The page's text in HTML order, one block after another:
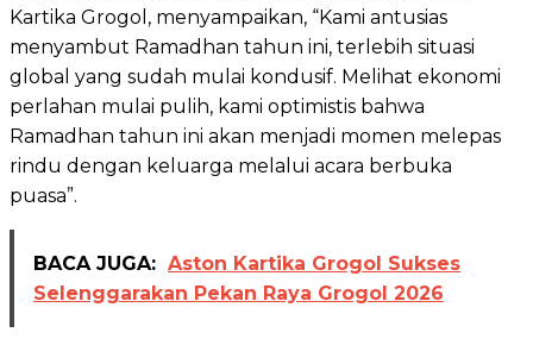
Kartika Grogol, menyampaikan, “Kami antusias
menyambut Ramadhan tahun ini, terlebih situasi
global yang sudah mulai kondusif. Melihat ekonomi
perlahan mulai pulih, kami optimistis bahwa
Ramadhan tahun ini akan menjadi momen melepas
rindu dengan keluarga melalui acara berbuka
puasa”.
BACA JUGA: Aston Kartika Grogol Sukses
Selenggarakan Pekan Raya Grogol 2026